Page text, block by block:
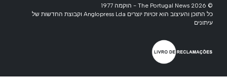
© 2026 The Portugal News - הוקמה 1977
כל התוכן והעיצוב הוא זכויות יוצרים Anglopress Lda וקבוצת החדשות של
עיתונים